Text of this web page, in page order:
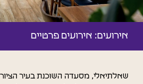
אירועים: אירועים פרטיים
שאלתיאלי, מסעדה השוכנת בעיר